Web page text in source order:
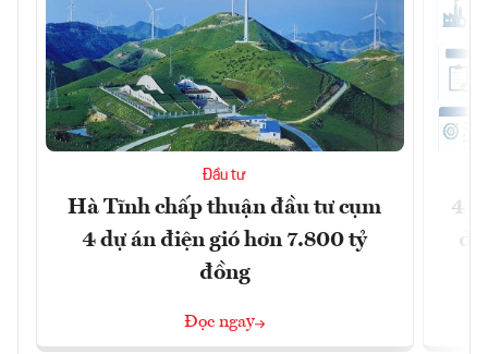
Đầu tư
Hà Tĩnh chấp thuận đầu tư cụm
4 dự án điện gió hơn 7.800 tỷ
đồng
Đọc ngay
41